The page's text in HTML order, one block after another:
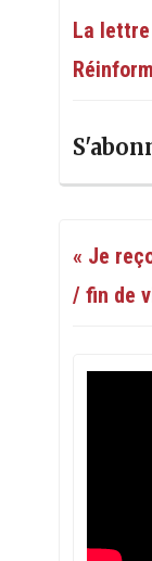
La
« Je
/ fin de